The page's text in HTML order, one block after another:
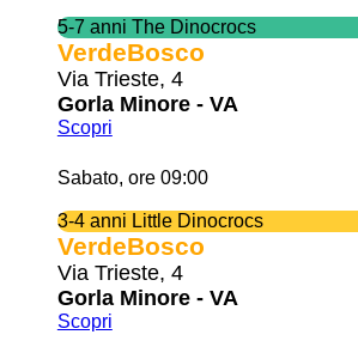
5-7 anni The Dinocrocs
VerdeBosco
Via Trieste, 4
Gorla Minore - VA
Scopri
Sabato, ore 09:00
3-4 anni Little Dinocrocs
VerdeBosco
Via Trieste, 4
Gorla Minore - VA
Scopri